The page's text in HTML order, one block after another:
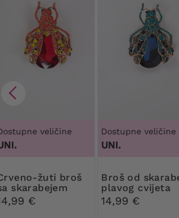
veličine
broš
skarabejem
€
Dostupne veličine
UNI.
Broš od skarabeja
plavog cvijeta
14,99 €